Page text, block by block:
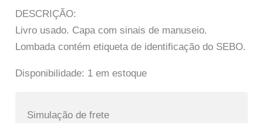
DESCRIÇÃO:
Livro usado. Capa com sinais de manuseio.
Lombada contém etiqueta de identificação do SEBO.
Disponibilidade: 1 em estoque
Simulação de frete